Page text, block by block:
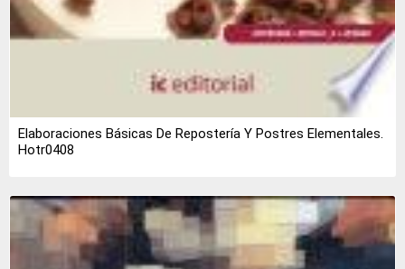
Elaboraciones Básicas De Repostería Y Postres Elementales.
Hotr0408